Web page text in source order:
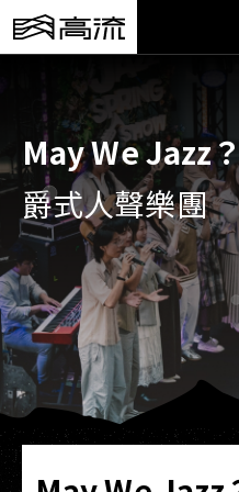
May We Jazz
爵式人聲樂團